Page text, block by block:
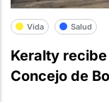
Vida Salud
Keralty
Concejo de